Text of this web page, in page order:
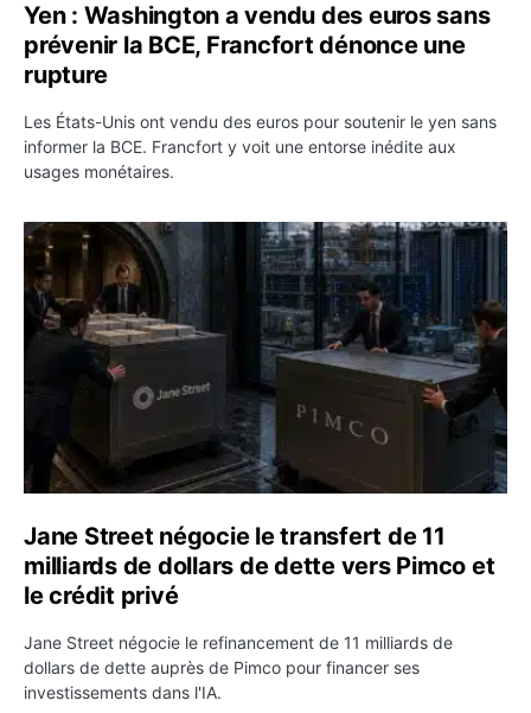
Yen : Washington a vendu des euros sans
prévenir la BCE, Francfort dénonce une
rupture
Les États-Unis ont vendu des euros pour soutenir le yen sans
informer la BCE. Francfort y voit une entorse inédite aux
usages monétaires.
Jane Street négocie le transfert de 11 milliards de
Jane Street négocie le transfert de 11
milliards de dollars de dette vers Pimco et
le crédit privé
Jane Street négocie le refinancement de 11 milliards de
dollars de dette auprès de Pimco pour financer ses
investissements dans l'IA.